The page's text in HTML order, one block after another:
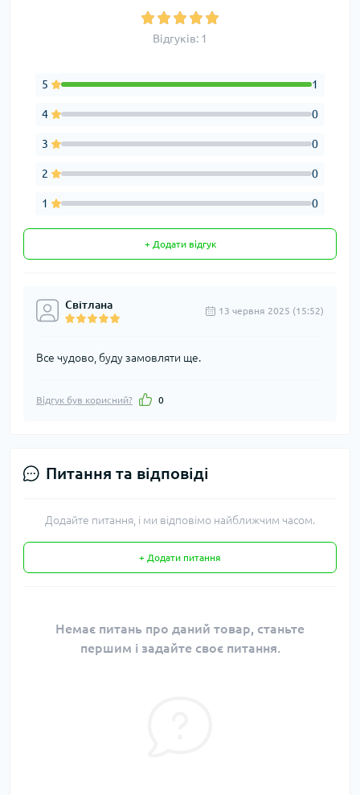
Відгуків: 1
5 1
4 0
3 0
2 0
1 0
+ Додати відгук
Світлана 13 червня 2025 (15:52)
Все чудово, буду замовляти ще.
Відгук був корисний? 0
Питання та відповіді
Додайте питання, і ми відповімо найближчим часом.
+ Додати питання
Немає питань про даний товар, станьте
першим і задайте своє питання.